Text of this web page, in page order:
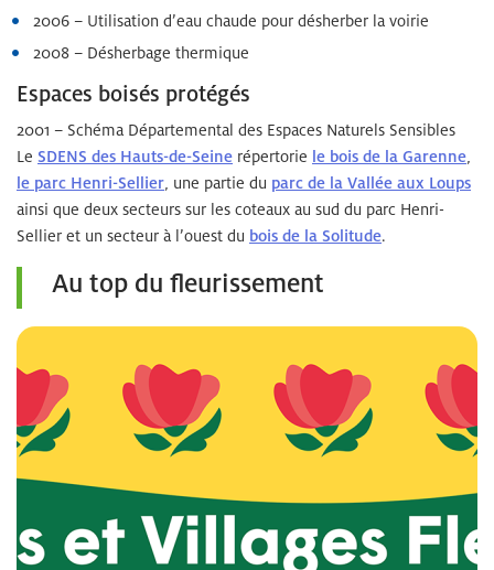
2006 – Utilisation d’eau chaude pour désherber la voirie
2008 – Désherbage thermique
Espaces boisés protégés
2001 – Schéma Départemental des Espaces Naturels Sensibles
Le SDENS des Hauts-de-Seine répertorie le bois de la Garenne
le parc Henri-Sellier , une partie du parc de la Vallée aux Loups
ainsi que deux secteurs sur les coteaux au sud du parc Henri-
Sellier et un secteur à l’ouest du bois de la Solitude.
Au top du fleurissement